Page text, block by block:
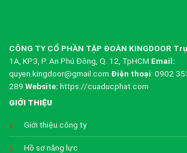
CÔNG TY CỔ PHẦN TẬP ĐOÀN KINGDOOR
1A, KP3, P. An Phú Đông, Q. 12, TpHCM Email:
quyen.kingdoor@gmail.com Điện thoại: 0902
289 Website: https://cuaducphat.com
GIỚI THIỆU
Giới thiệu công ty
Hồ sơ năng lực